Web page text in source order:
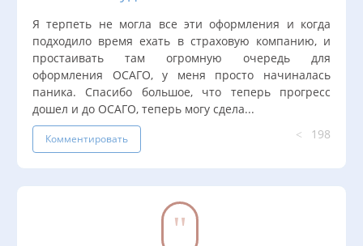
Я терпеть не могла все эти оформления и когда
подходило время ехать в страховую компанию, и
простаивать там огромную очередь для
оформления ОСАГО, у меня просто начиналась
паника. Спасибо большое, что теперь прогресс
дошел и до ОСАГО, теперь могу сдела...
Комментировать 198